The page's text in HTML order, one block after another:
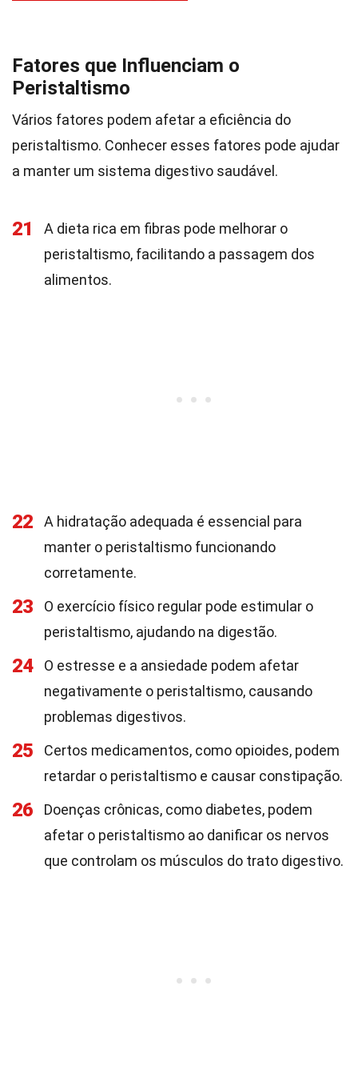
Fatores que Influenciam o
Peristaltismo
Vários fatores podem afetar a eficiência do
peristaltismo. Conhecer esses fatores pode ajudar
a manter um sistema digestivo saudável.
21
A dieta rica em fibras pode melhorar o
peristaltismo, facilitando a passagem dos
alimentos.
22
A hidratação adequada é essencial para
manter o peristaltismo funcionando
corretamente.
23
O exercício físico regular pode estimular o
peristaltismo, ajudando na digestão.
24
O estresse e a ansiedade podem afetar
negativamente o peristaltismo, causando
problemas digestivos.
25
Certos medicamentos, como opioides, podem
retardar o peristaltismo e causar constipação.
26
Doenças crônicas, como diabetes, podem
afetar o peristaltismo ao danificar os nervos
que controlam os músculos do trato digestivo.